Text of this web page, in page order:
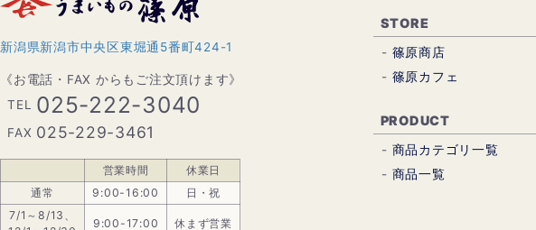
新潟県新潟市中央区東堀通5番町424-1
《お電話・FAX からもご注文頂けます》
TEL 025-222-3040
FAX 025-229-3461
営業時間
休業日
通常
9:00-16:00
日・祝
7/1～8/13、
9:00-17:00 休まず営業
STORE
篠原商店
篠原カフェ
PRODUCT
商品カテゴリ一覧
商品一覧